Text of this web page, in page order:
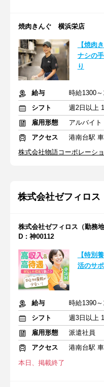
焼肉きんぐ 横浜栄店
【焼肉
ナシの
り
給与
シフト
週2日以上
雇用形態
アルバイト
アクセス
港南台駅
株式会社物語コーポレーシ
株式会社ゼフィロス
株式会社ゼフィロス（勤務
D：神00112
【特別
活のサ
給与
時給1390
シフト
雇用形態
派遣社員
アクセス
港南台駅
本日、掲載終了